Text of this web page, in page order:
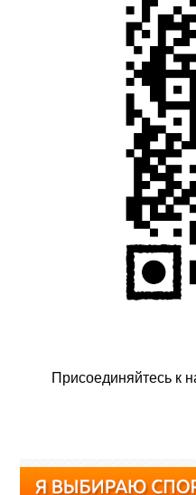
Присоединяйтесь к